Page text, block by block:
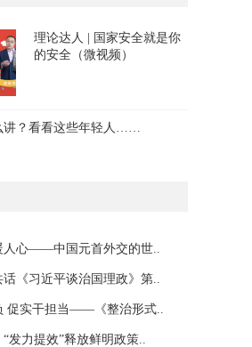
理论达人 | 国家安全就是你
的安全（微视频）
讲？看看这些年轻人……
人心——中国元首外交的世..
话《习近平谈治国理政》第..
促实干担当——《整治形式..
发力提效”释放鲜明政策..